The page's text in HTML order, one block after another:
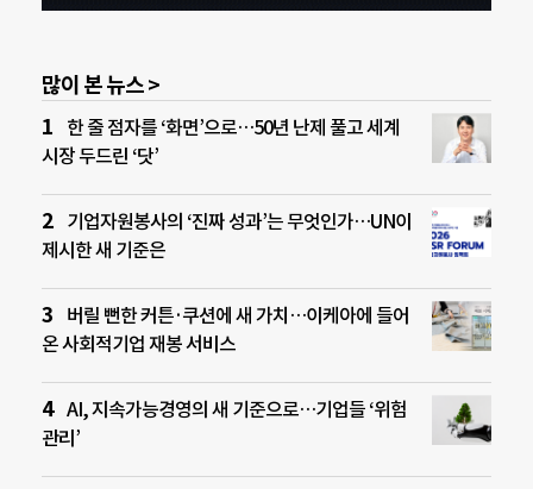
많이 본 뉴스 >
한 줄 점자를 ‘화면’으로…50년 난제 풀고 세계
시장 두드린 ‘닷’
기업자원봉사의 ‘진짜 성과’는 무엇인가…UN이
제시한 새 기준은
버릴 뻔한 커튼·쿠션에 새 가치…이케아에 들어
온 사회적기업 재봉 서비스
AI, 지속가능경영의 새 기준으로…기업들 ‘위험
관리’